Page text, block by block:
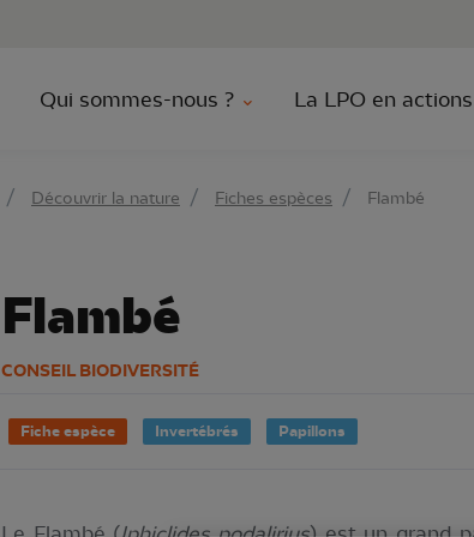
Qui sommes-nous ? La LPO en actions
Découvrir la nature Fiches espèces Flambé
Flambé
CONSEIL BIODIVERSITÉ
Fiche espèce Invertébrés Papillons